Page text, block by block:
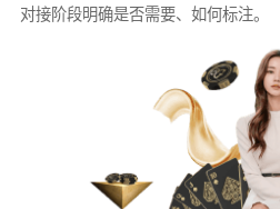
对接阶段明确是否需要、如何标注。